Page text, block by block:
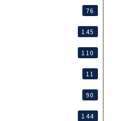
76
145
110
11
90
144